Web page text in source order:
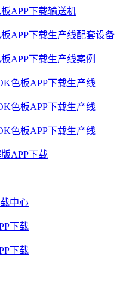
APP下载输送机
APP下载生产线配套设备
APP下载生产线案例
色板APP下载生产线
色板APP下载生产线
色板APP下载生产线
APP下载
中心
下载
下载